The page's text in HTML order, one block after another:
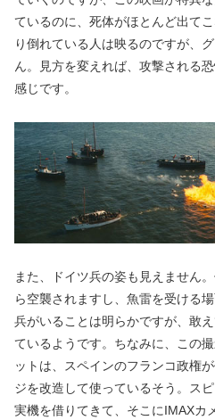
ているのに、死体がほとんど出て
り倒れている人は映るのですが、
ん。見方を変えれば、攻撃される
感じです。
また、ドイツ兵の姿も見えません
ら空襲されますし、魚雷を受ける
兵がいることは明らかですが、敢
ているようです。ちなみに、この
ットは、スペインのフランコ政権
ジを改造して使っているそう。ス
実機を借りてきて、そこにIMAXカ